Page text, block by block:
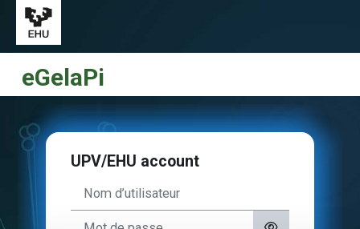
Passer au contenu principal
eGelaPi
UPV/EHU account